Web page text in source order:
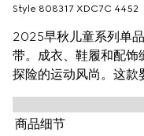
Style ‎808317 XDC7C 4452
2025早秋儿童系列单
带。成衣、鞋履和配饰
探险的运动风尚。这款
造，缀饰红绿条纹织带
商品细节